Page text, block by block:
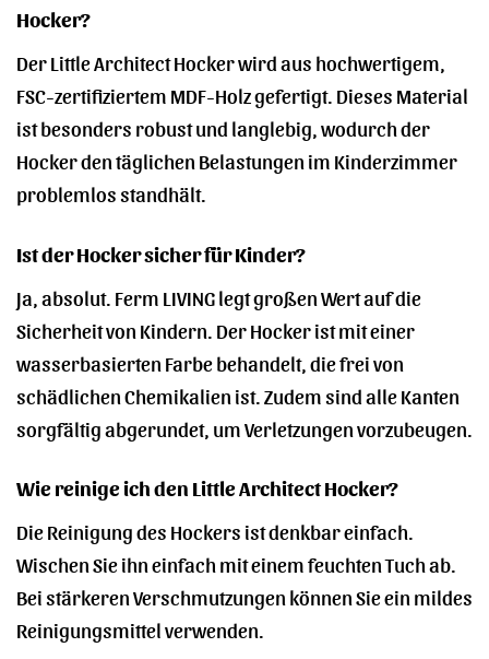
Hocker?
Der Little Architect Hocker wird aus hochwertigem,
FSC-zertifiziertem MDF-Holz gefertigt. Dieses Material
ist besonders robust und langlebig, wodurch der
Hocker den täglichen Belastungen im Kinderzimmer
problemlos standhält.
Ist der Hocker sicher für Kinder?
Ja, absolut. Ferm LIVING legt großen Wert auf die
Sicherheit von Kindern. Der Hocker ist mit einer
wasserbasierten Farbe behandelt, die frei von
schädlichen Chemikalien ist. Zudem sind alle Kanten
sorgfältig abgerundet, um Verletzungen vorzubeugen.
Wie reinige ich den Little Architect Hocker?
Die Reinigung des Hockers ist denkbar einfach.
Wischen Sie ihn einfach mit einem feuchten Tuch ab.
Bei stärkeren Verschmutzungen können Sie ein mildes
Reinigungsmittel verwenden.